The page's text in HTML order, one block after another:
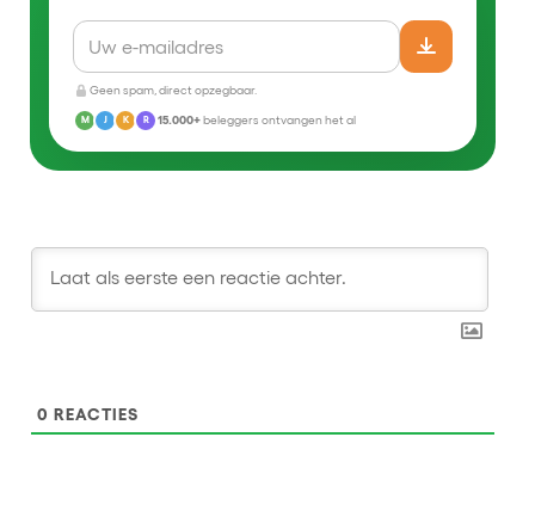
Geen spam, direct opzegbaar.
M J K R 15.000+beleggers ontvangen het al
0 REACTIES